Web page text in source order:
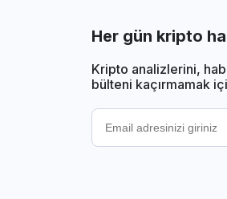
Her gün kripto
Kripto analizlerini,
bülteni kaçırmamak